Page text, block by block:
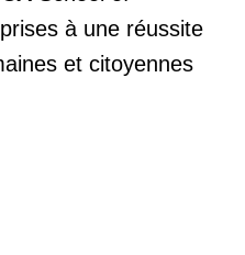
à une réussite
et citoyennes